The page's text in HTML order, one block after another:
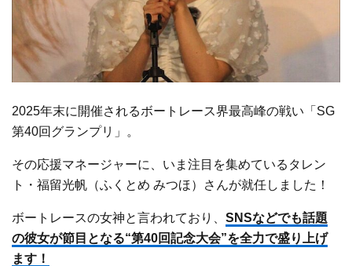
2025年末に開催されるボートレース界最高峰の戦い「SG
第40回グランプリ」。
その応援マネージャーに、いま注目を集めているタレン
ト・福留光帆（ふくとめ みつほ）さんが就任しました！
ボートレースの女神と言われており、SNSなどでも話題
の彼女が節目となる“第40回記念大会”を全力で盛り上げ
ます！